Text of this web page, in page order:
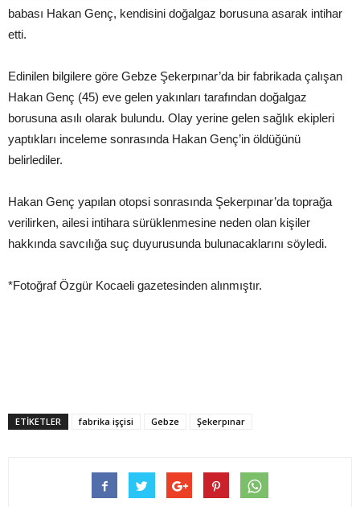
babası Hakan Genç, kendisini doğalgaz borusuna asarak intihar
etti.
Edinilen bilgilere göre Gebze Şekerpınar’da bir fabrikada çalışan
Hakan Genç (45) eve gelen yakınları tarafından doğalgaz
borusuna asılı olarak bulundu. Olay yerine gelen sağlık ekipleri
yaptıkları inceleme sonrasında Hakan Genç’in öldüğünü
belirlediler.
Hakan Genç yapılan otopsi sonrasında Şekerpınar’da toprağa
verilirken, ailesi intihara sürüklenmesine neden olan kişiler
hakkında savcılığa suç duyurusunda bulunacaklarını söyledi.
*Fotoğraf Özgür Kocaeli gazetesinden alınmıştır.
ETIKETLER fabrika işçisi Gebze Şekerpınar